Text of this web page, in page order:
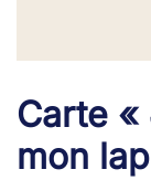
Carte «
mon